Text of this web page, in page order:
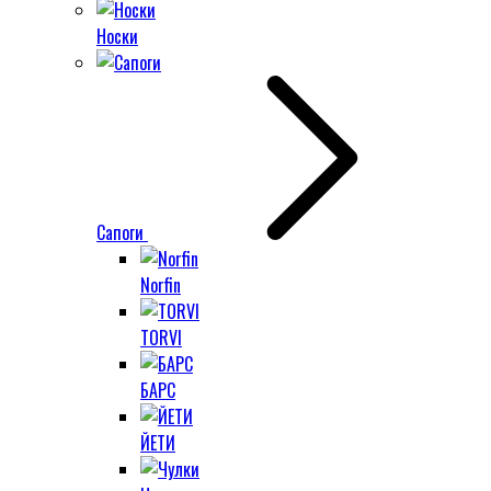
Носки
Сапоги
Norfin
TORVI
БАРС
ЙЕТИ